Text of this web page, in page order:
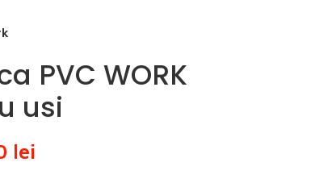
PVC WORK
usi
lei